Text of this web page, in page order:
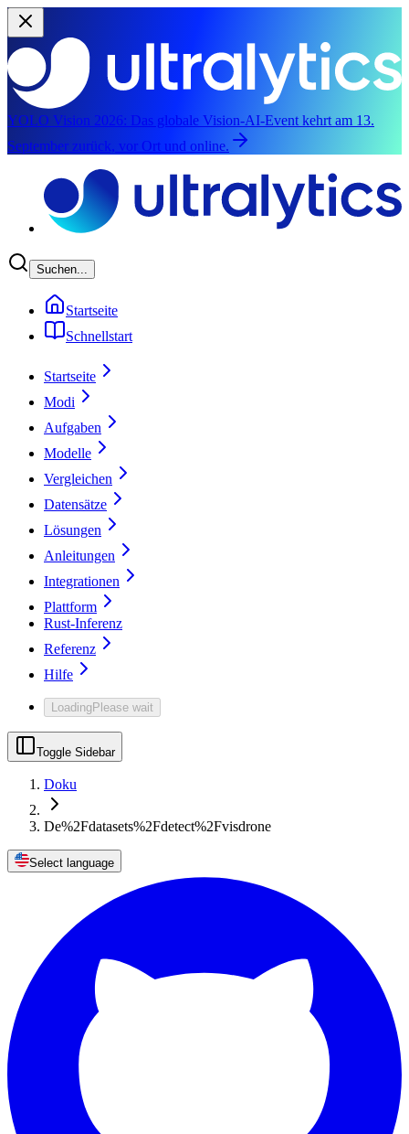
YOLO Vision 2026: Das globale Vision-AI-Event kehrt am 13.
September zurück, vor Ort und online.
Suchen...
Startseite
Schnellstart
Startseite
Modi
Aufgaben
Modelle
Vergleichen
Datensätze
Lösungen
Anleitungen
Integrationen
Plattform
Rust-Inferenz
Referenz
Hilfe
LoadingPlease wait
Toggle Sidebar
Doku
De%2Fdatasets%2Fdetect%2Fvisdrone
Select language